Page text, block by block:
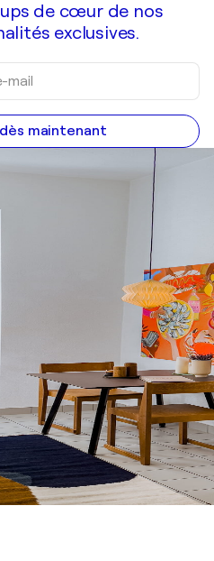
de cœur de nos
exclusives.
maintenant